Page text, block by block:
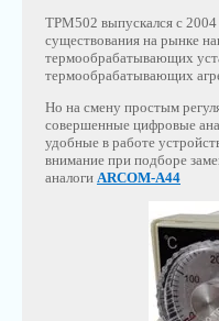
ТРМ502 выпускался с 2004
существования на рынке
термообрабатывающих
термообрабатывающих
Но на смену простым
совершенные цифровые
удобные в работе
внимание при подборе
аналоги ARCOM-A44